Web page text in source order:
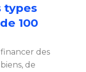
types
100
des
de